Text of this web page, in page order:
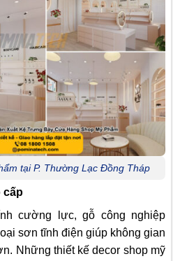
tại P. Thường Lạc Đồng Tháp
cấp
cường lực, gỗ công nghiệp
sơn tĩnh điện giúp không gian
Những thiết kế decor shop mỹ